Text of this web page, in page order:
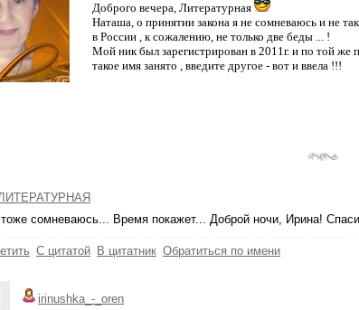
Доброго вечера, Литературная
Наташа, о принятии закона я не сомневаюсь и не
в России , к сожалению, не только две беды ... !
Мой ник был зарегистрирован в 2011г. и по той же
такое имя занято , введите другое - вот и ввела !!!
сомневаюсь... Время покажет... Доброй ночи, Ирина!
С цитатой В цитатник Обратиться по имени
irinushka_-_oren